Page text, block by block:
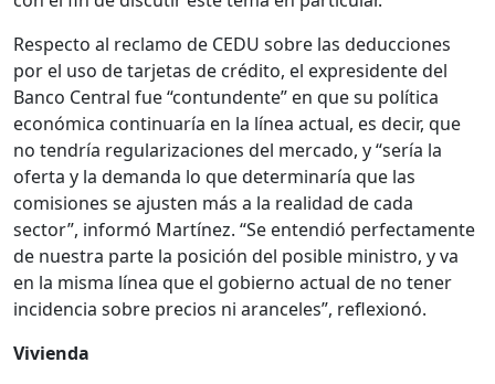
Respecto al reclamo de CEDU sobre las deducciones
por el uso de tarjetas de crédito, el expresidente del
Banco Central fue “contundente” en que su política
económica continuaría en la línea actual, es decir, que
no tendría regularizaciones del mercado, y “sería la
oferta y la demanda lo que determinaría que las
comisiones se ajusten más a la realidad de cada
sector”, informó Martínez. “Se entendió perfectamente
de nuestra parte la posición del posible ministro, y va
en la misma línea que el gobierno actual de no tener
incidencia sobre precios ni aranceles”, reflexionó.
Vivienda